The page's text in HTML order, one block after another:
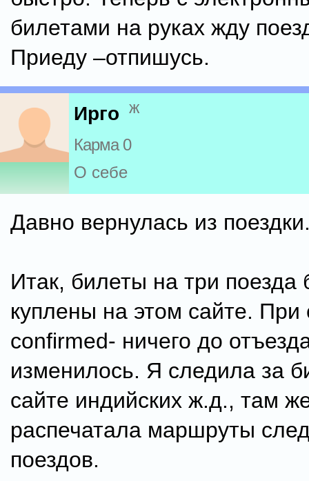
билетами на руках жду
Приеду –отпишусь.
Ирго ж
Карма 0
О себе
Давно вернулась из
Итак, билеты на три поезда
куплены на этом сайте. При
confirmed- ничего до
изменилось. Я следила за
сайте индийских ж.д., там
распечатала маршруты
поездов.